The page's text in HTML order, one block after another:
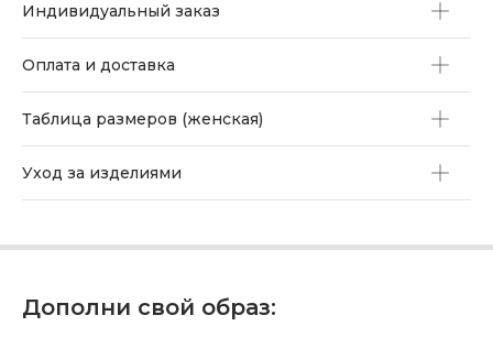
Индивидуальный заказ
Оплата и доставка
Таблица размеров (женская)
Уход за изделиями
Дополни свой образ: